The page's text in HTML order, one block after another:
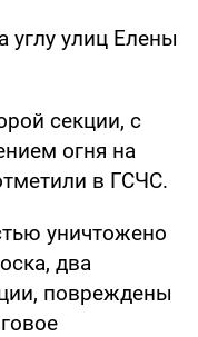
улиц Елены
секции, с
огня на
в ГСЧС.
уничтожено
два
повреждены